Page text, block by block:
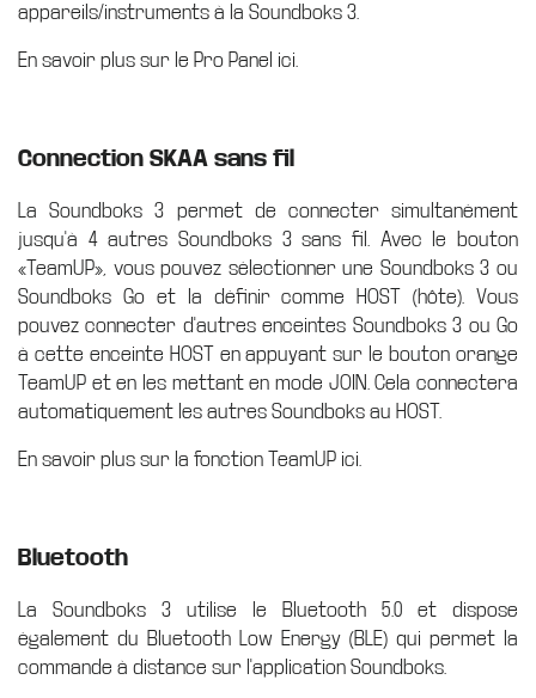
appareils/instruments à la Soundboks 3.
En savoir plus sur le Pro Panel ici.
Connection SKAA sans fil
La Soundboks 3 permet de connecter simultanément
jusqu'à 4 autres Soundboks 3 sans fil. Avec le bouton
«TeamUP», vous pouvez sélectionner une Soundboks 3 ou
Soundboks Go et la définir comme HOST (hôte). Vous
pouvez connecter d'autres enceintes Soundboks 3 ou Go
à cette enceinte HOST en appuyant sur le bouton orange
TeamUP et en les mettant en mode JOIN. Cela connectera
automatiquement les autres Soundboks au HOST.
En savoir plus sur la fonction TeamUP ici.
Bluetooth
La Soundboks 3 utilise le Bluetooth 5.0 et dispose
également du Bluetooth Low Energy (BLE) qui permet la
commande à distance sur l'application Soundboks.